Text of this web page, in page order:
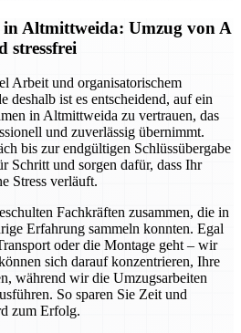
in Altmittweida: Umzug von A
stressfrei
Arbeit und organisatorischem
deshalb ist es entscheidend, auf ein
in Altmittweida zu vertrauen, das
und zuverlässig übernimmt.
bis zur endgültigen Schlüssübergabe
Schritt und sorgen dafür, dass Ihr
Stress verläuft.
Fachkräften zusammen, die in
Erfahrung sammeln konnten. Egal
oder die Montage geht – wir
sich darauf konzentrieren, Ihre
während wir die Umzugsarbeiten
So sparen Sie Zeit und
zum Erfolg.